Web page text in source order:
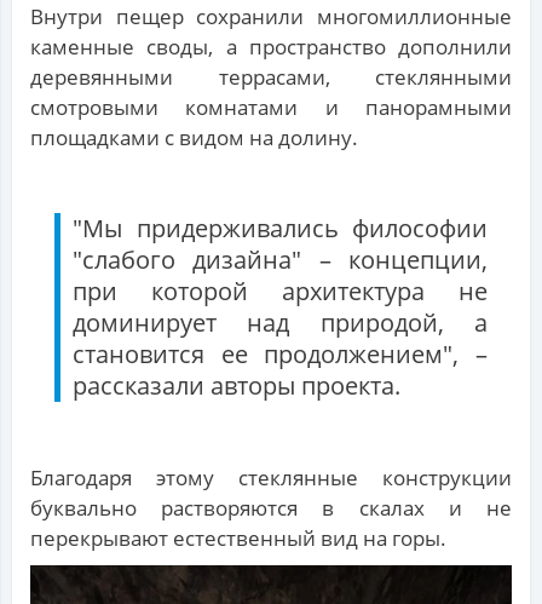
Внутри пещер сохранили многомиллионные
каменные своды, а пространство дополнили
деревянными террасами, стеклянными
смотровыми комнатами и панорамными
площадками с видом на долину.
"Мы придерживались философии
"слабого дизайна" – концепции,
при которой архитектура не
доминирует над природой, а
становится ее продолжением", –
рассказали авторы проекта.
Благодаря этому стеклянные конструкции
буквально растворяются в скалах и не
перекрывают естественный вид на горы.